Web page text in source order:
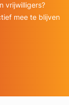
vrijwilligers?
mee te blijven